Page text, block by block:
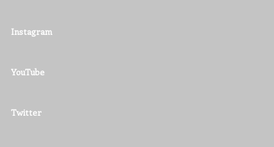
Instagram
YouTube
Twitter